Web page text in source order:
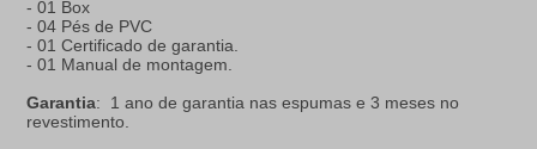
- 01 Box
- 04 Pés de PVC
- 01 Certificado de garantia.
- 01 Manual de montagem.
Garantia: 1 ano de garantia nas espumas e 3 meses no
revestimento.